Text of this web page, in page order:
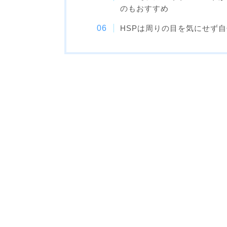
のもおすすめ
HSPは周りの目を気にせず